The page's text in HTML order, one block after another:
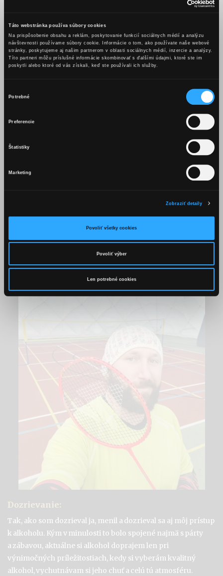
Táto webstránka používa súbory cookies
Na prispôsobenie obsahu a reklám, poskytovanie funkcií sociálnych médií a analýzu
návštevnosti používame súbory cookie. Informácie o tom, ako používate naše webové
stránky, poskytujeme aj našim partnerom v oblasti sociálnych médií, inzercie a analýzy.
Títo partneri môžu príslušné informácie skombinovať s ďalšími údajmi, ktoré ste im
poskytli alebo ktoré od vás získali, keď ste používali ich služby.
Potrebné
Preferencie
Štatistiky
Marketing
Zobraziť detaily
Povoliť všetky cookies
Povoliť výber
Len potrebné cookies
Voľný čas:
Napĺňa ma turistika, pravidelne a aktívne sa tomu venujem
predovšetkým bedminton, pingpong či tenis. Milujem tiež
o predzáhradku pred panelákom a celé okolie, preto je
mojím plánom do budúcna kúpiť si záhradu alebo chalupu
mňa posedenia s partiou, kedy sa stretneme po dlhom dni či
týždni a debatujeme – často aj pri poháriku Karpatského
Dozrievanie:
Tak, ako som dozrieval ja, menil a dozrieval sa aj môj prístup
k alkoholu. Kým v minulosti to bolo spojené najmä s párty
a zábavou, aktuálne si alkohol doprajem len pri
výnimočných príležitostiach, kedy si vyberám kvalitný
alkohol, vychutnávam si jeho chuť a celú tú atmosféru.